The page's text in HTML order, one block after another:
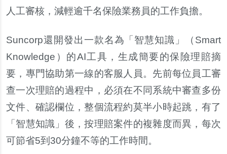
人工審核，減輕逾千名保險業務員的工作負擔。
Suncorp還開發出一款名為「智慧知識」（Smart
Knowledge）的AI工具，生成簡要的保險理賠摘
要，專門協助第一線的客服人員。先前每位員工審
查一次理賠的過程中，必須在不同系統中審查多份
文件、確認欄位，整個流程約莫半小時起跳，有了
「智慧知識」後，按理賠案件的複雜度而異，每次
可節省5到30分鐘不等的工作時間。